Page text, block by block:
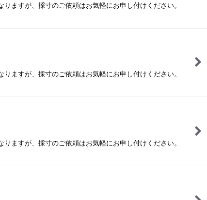
ますが、採寸のご依頼はお気軽にお申し付けください。
ますが、採寸のご依頼はお気軽にお申し付けください。
ますが、採寸のご依頼はお気軽にお申し付けください。